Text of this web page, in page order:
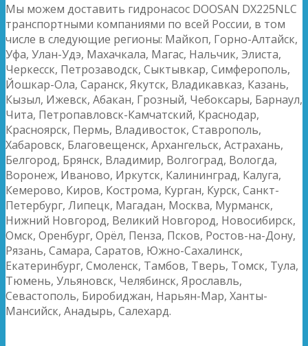
Мы можем доставить гидронасос DOOSAN DX225NLC
транспортными компаниями по всей России, в том
числе в следующие регионы: Майкоп, Горно-Алтайск,
Уфа, Улан-Удэ, Махачкала, Магас, Нальчик, Элиста,
Черкесск, Петрозаводск, Сыктывкар, Симферополь,
Йошкар-Ола, Саранск, Якутск, Владикавказ, Казань,
Кызыл, Ижевск, Абакан, Грозный, Чебоксары, Барнаул,
Чита, Петропавловск-Камчатский, Краснодар,
Красноярск, Пермь, Владивосток, Ставрополь,
Хабаровск, Благовещенск, Архангельск, Астрахань,
Белгород, Брянск, Владимир, Волгоград, Вологда,
Воронеж, Иваново, Иркутск, Калининград, Калуга,
Кемерово, Киров, Кострома, Курган, Курск, Санкт-
Петербург, Липецк, Магадан, Москва, Мурманск,
Нижний Новгород, Великий Новгород, Новосибирск,
Омск, Оренбург, Орёл, Пенза, Псков, Ростов-на-Дону,
Рязань, Самара, Саратов, Южно-Сахалинск,
Екатеринбург, Смоленск, Тамбов, Тверь, Томск, Тула,
Тюмень, Ульяновск, Челябинск, Ярославль,
Севастополь, Биробиджан, Нарьян-Мар, Ханты-
Мансийск, Анадырь, Салехард.